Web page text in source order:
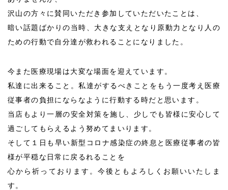
沢山の方々に賛同いただき参加していただいたことは、
暗い話題ばかりの当時、大きな支えとなり原動力となり人の
ための行動で自分達が救われることになりました。
今また医療現場は大変な場面を迎えています。
私達に出来ること。私達がするべきことをもう一度考え医療
従事者の負担にならなように行動する時だと思います。
当店もより一層の安全対策を施し、少しでも皆様に安心して
過ごしてもらえるよう努めてまいります。
そして１日も早い新型コロナ感染症の終息と医療従事者の皆
様が平穏な日常に戻るれることを
心から祈っております。今後ともよろしくお願いいたしま
す。